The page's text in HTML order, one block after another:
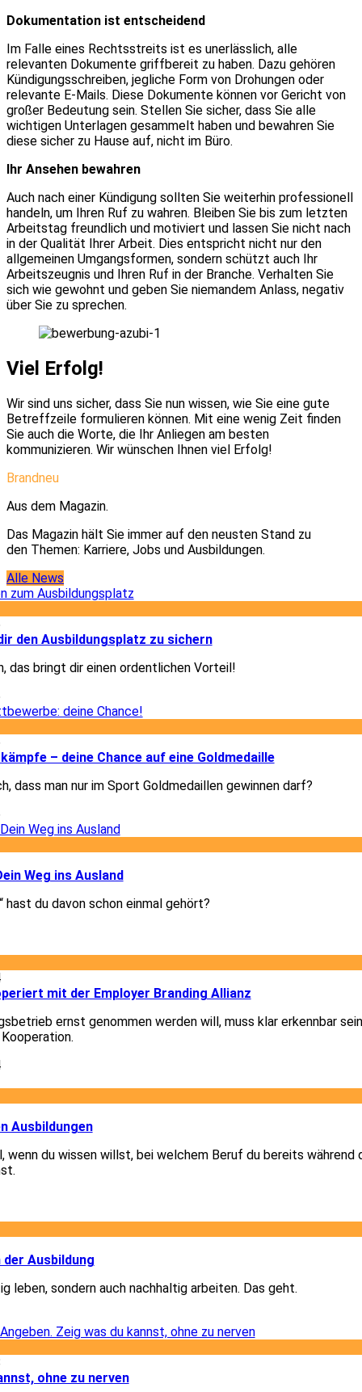
Dokumentation ist entscheidend
Im Falle eines Rechtsstreits ist es unerlässlich, alle
relevanten Dokumente griffbereit zu haben. Dazu gehören
Kündigungsschreiben, jegliche Form von Drohungen oder
relevante E-Mails. Diese Dokumente können vor Gericht von
großer Bedeutung sein. Stellen Sie sicher, dass Sie alle
wichtigen Unterlagen gesammelt haben und bewahren Sie
diese sicher zu Hause auf, nicht im Büro.
Ihr Ansehen bewahren
Auch nach einer Kündigung sollten Sie weiterhin professionell
handeln, um Ihren Ruf zu wahren. Bleiben Sie bis zum letzten
Arbeitstag freundlich und motiviert und lassen Sie nicht nach
in der Qualität Ihrer Arbeit. Dies entspricht nicht nur den
allgemeinen Umgangsformen, sondern schützt auch Ihr
Arbeitszeugnis und Ihren Ruf in der Branche. Verhalten Sie
sich wie gewohnt und geben Sie niemandem Anlass, negativ
über Sie zu sprechen.
Viel Erfolg!
Wir sind uns sicher, dass Sie nun wissen, wie Sie eine gute
Betreffzeile formulieren können. Mit eine wenig Zeit finden
Sie auch die Worte, die Ihr Anliegen am besten
kommunizieren. Wir wünschen Ihnen viel Erfolg!
Brandneu
Aus dem Magazin.
Das Magazin hält Sie immer auf den neusten Stand zu
den Themen: Karriere, Jobs und Ausbildungen.
Alle News
den Ausbildungsplatz zu sichern
das bringt dir einen ordentlichen Vorteil!
– deine Chance auf eine Goldmedaille
dass man nur im Sport Goldmedaillen gewinnen darf?
Weg ins Ausland
hast du davon schon einmal gehört?
mit der Employer Branding Allianz
ernst genommen werden will, muss klar erkennbar
Ausbildungen
wenn du wissen willst, bei welchem Beruf du bereits während
Ausbildung
leben, sondern auch nachhaltig arbeiten. Das geht.
ohne zu nerven